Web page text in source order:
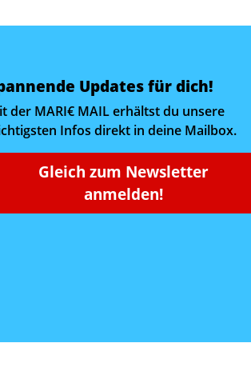
Updates für dich!
der MARI€ MAIL erhältst du unsere
Infos direkt in deine Mailbox.
Gleich zum Newsletter
anmelden!